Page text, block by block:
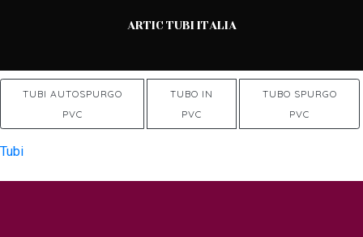
ARTIC TUBI ITALIA
TUBI AUTOSPURGO
PVC
TUBO IN
PVC
TUBO SPURGO
PVC
Tubi